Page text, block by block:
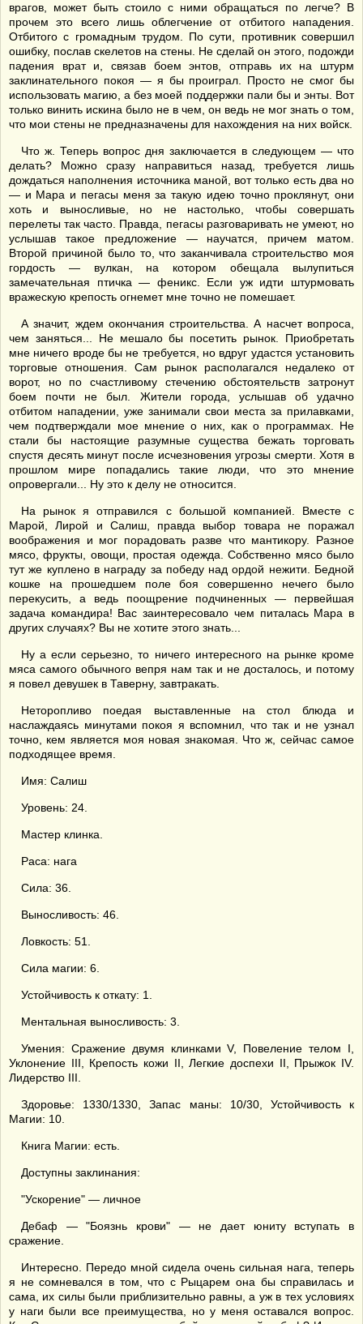
врагов, может быть стоило с ними обращаться по легче? В
прочем это всего лишь облегчение от отбитого нападения.
Отбитого с громадным трудом. По сути, противник совершил
ошибку, послав скелетов на стены. Не сделай он этого, подожди
падения врат и, связав боем энтов, отправь их на штурм
заклинательного покоя — я бы проиграл. Просто не смог бы
использовать магию, а без моей поддержки пали бы и энты. Вот
только винить искина было не в чем, он ведь не мог знать о том,
что мои стены не предназначены для нахождения на них войск.
Что ж. Теперь вопрос дня заключается в следующем — что
делать? Можно сразу направиться назад, требуется лишь
дождаться наполнения источника маной, вот только есть два но
— и Мара и пегасы меня за такую идею точно проклянут, они
хоть и выносливые, но не настолько, чтобы совершать
перелеты так часто. Правда, пегасы разговаривать не умеют, но
услышав такое предложение — научатся, причем матом.
Второй причиной было то, что заканчивала строительство моя
гордость — вулкан, на котором обещала вылупиться
замечательная птичка — феникс. Если уж идти штурмовать
вражескую крепость огнемет мне точно не помешает.
А значит, ждем окончания строительства. А насчет вопроса,
чем заняться... Не мешало бы посетить рынок. Приобретать
мне ничего вроде бы не требуется, но вдруг удастся установить
торговые отношения. Сам рынок располагался недалеко от
ворот, но по счастливому стечению обстоятельств затронут
боем почти не был. Жители города, услышав об удачно
отбитом нападении, уже занимали свои места за прилавками,
чем подтверждали мое мнение о них, как о программах. Не
стали бы настоящие разумные существа бежать торговать
спустя десять минут после исчезновения угрозы смерти. Хотя в
прошлом мире попадались такие люди, что это мнение
опровергали... Ну это к делу не относится.
На рынок я отправился с большой компанией. Вместе с
Марой, Лирой и Салиш, правда выбор товара не поражал
воображения и мог порадовать разве что мантикору. Разное
мясо, фрукты, овощи, простая одежда. Собственно мясо было
тут же куплено в награду за победу над ордой нежити. Бедной
кошке на прошедшем поле боя совершенно нечего было
перекусить, а ведь поощрение подчиненных — первейшая
задача командира! Вас заинтересовало чем питалась Мара в
других случаях? Вы не хотите этого знать...
Ну а если серьезно, то ничего интересного на рынке кроме
мяса самого обычного вепря нам так и не досталось, и потому
я повел девушек в Таверну, завтракать.
Неторопливо поедая выставленные на стол блюда и
наслаждаясь минутами покоя я вспомнил, что так и не узнал
точно, кем является моя новая знакомая. Что ж, сейчас самое
подходящее время.
Имя: Салиш
Уровень: 24.
Мастер клинка.
Раса: нага
Сила: 36.
Выносливость: 46.
Ловкость: 51.
Сила магии: 6.
Устойчивость к откату: 1.
Ментальная выносливость: 3.
Умения: Сражение двумя клинками V, Повеление телом I,
Уклонение III, Крепость кожи II, Легкие доспехи II, Прыжок IV.
Лидерство III.
Здоровье: 1330/1330, Запас маны: 10/30, Устойчивость к
Магии: 10.
Книга Магии: есть.
Доступны заклинания:
"Ускорение" — личное
Дебаф — "Боязнь крови" — не дает юниту вступать в
сражение.
Интересно. Передо мной сидела очень сильная нага, теперь
я не сомневался в том, что с Рыцарем она бы справилась и
сама, их силы были приблизительно равны, а уж в тех условиях
у наги были все преимущества, но у меня оставался вопрос.